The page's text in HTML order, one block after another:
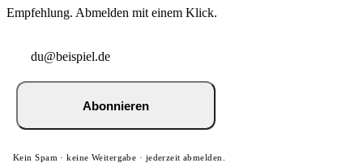
Empfehlung. Abmelden mit einem Klick.
Abonnieren
Kein Spam · keine Weitergabe · jederzeit abmelden.